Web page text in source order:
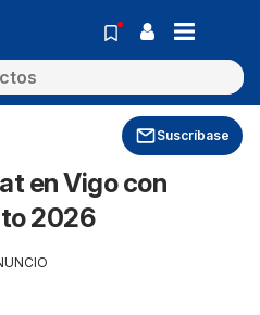
Suscríbase
en Vigo con
2026